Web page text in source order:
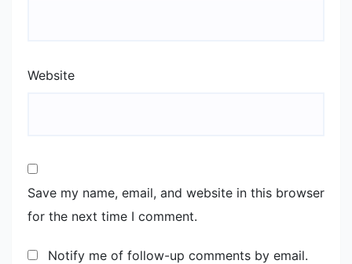
Website
Save my name, email, and website in this browser
for the next time I comment.
Notify me of follow-up comments by email.